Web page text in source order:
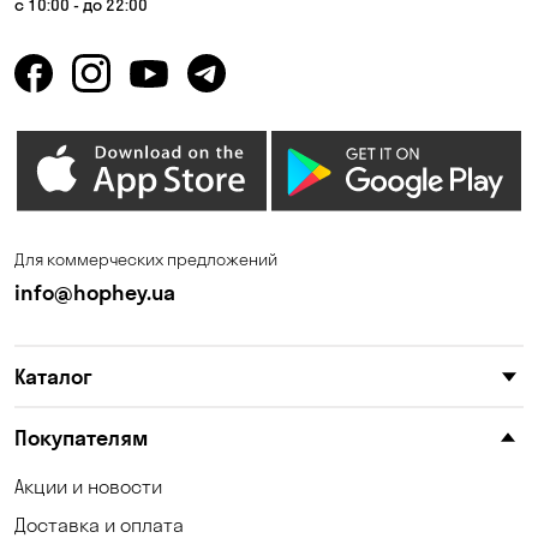
Горишние Плавни
Елизаветовка Зазимье
Калиновка
Киев
Княжичи
Котовка
с 10:00 - до 22:00
Для коммерческих предложений
info@hophey.ua
Каталог
Покупателям
Акции и новости
Доставка и оплата